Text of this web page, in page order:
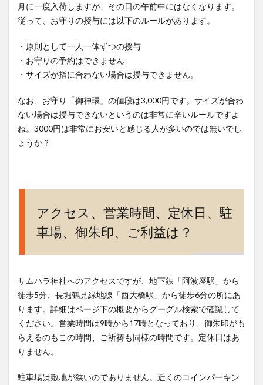
月に一度入荷しますが、その日の午前中にはなくなります。
従って、お守りの授与には以下のルールがあります。
・原則として一人一体ずつの授与
・お守りの予約はできません
・サイズが指に合わない場合は授与できません。
なお、お守り「御神環」の値段は3,000円です。サイズが合わ
ない場合は授与できないというのは非常に辛いルールですよ
ね。3000円は非常にお安いと感じる人が多いのでは無いでし
ょうか？
アクセス、営業時間、定休日、駐
車場、御朱印、ご利益は？
サムハラ神社へのアクセスですが、地下鉄「阿波座駅」から
徒歩5分、長堀鶴見緑地線「西大橋駅」から徒歩6分の所にあ
ります。詳細はページ下の概要からグーグル検索で確認して
ください。営業時間は9時から17時となっており、御朱印がも
らえるのもこの時間、ご祈祷も同様の時間です。定休日はあ
りません。
駐車場は敷地が狭いのでありません。近くのコインパーキン